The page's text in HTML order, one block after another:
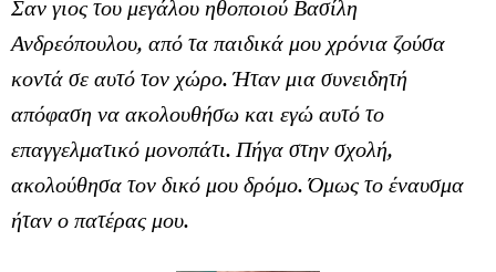
Σαν γιος του μεγάλου ηθοποιού Βασίλη
Ανδρεόπουλου, από τα παιδικά μου χρόνια ζούσα
κοντά σε αυτό τον χώρο. Ήταν μια συνειδητή
απόφαση να ακολουθήσω και εγώ αυτό το
επαγγελματικό μονοπάτι. Πήγα στην σχολή,
ακολούθησα τον δικό μου δρόμο. Όμως το έναυσμα
ήταν ο πατέρας μου.